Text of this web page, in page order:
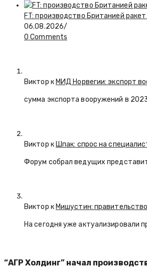
FT: производство Британией
06.08.2026/
0 Comments
Виктор кМИД Норвегии: экспорт
сумма экспорта вооружений в
Виктор кШпак: спрос на
Форум собрал ведущих
Виктор кМишустин:
На сегодня уже актуализировали
“АГР Холдинг” начал